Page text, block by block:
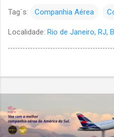
Tag´s: Companhia Aérea
Localidade: Rio de Janeiro, RJ,